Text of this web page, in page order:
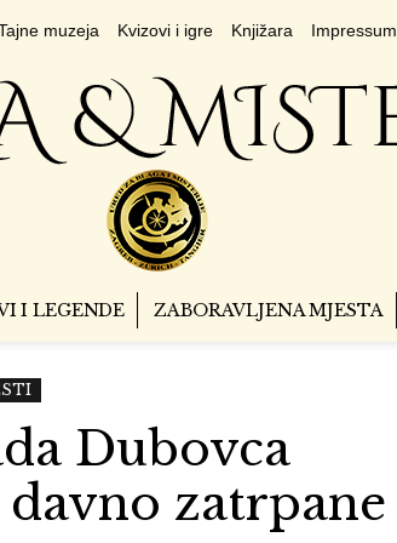
muzeja Kvizovi i igre Knjižara Impressum
I LEGENDE ZABORAVLJENA MJESTA
Dubovca
zatrpane